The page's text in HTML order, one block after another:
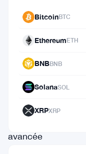
règlement
(Markets
Assets),
marquant
avancée
BitcoinBTC
EthereumETH
BNBBNB
SolanaSOL
XRPXRP